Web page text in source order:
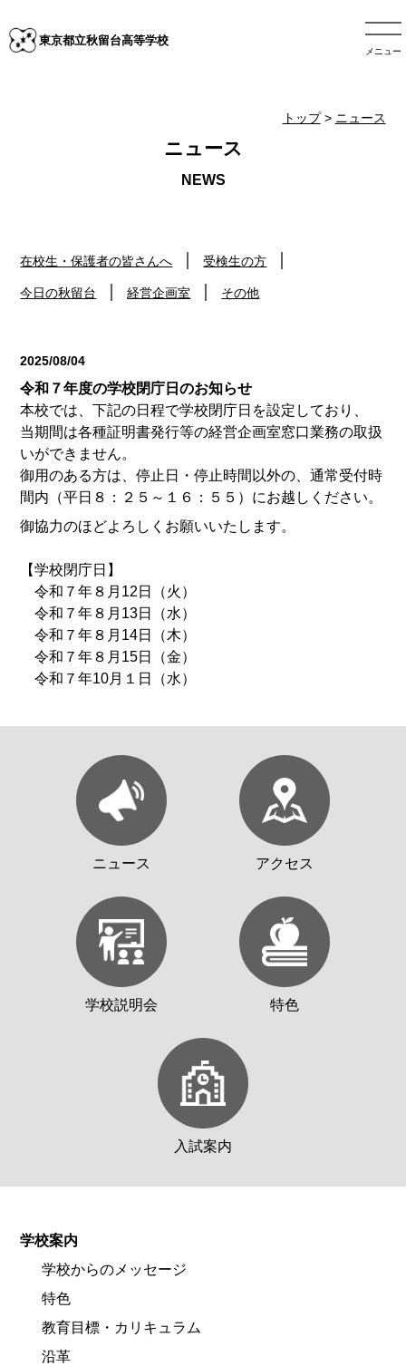
東京都立秋留台高等学校
メニュー
トップ> ニュース
ニュース
在校生・保護者の皆さんへ 受検生の方
今日の秋留台 経営企画室 その他
2025/08/04
令和７年度の学校閉庁日のお知らせ
本校では、下記の日程で学校閉庁日を設定しており、
当期間は各種証明書発行等の経営企画室窓口業務の取扱
いができません。
御用のある方は、停止日・停止時間以外の、通常受付時
間内（平日８：２５～１６：５５）にお越しください。
御協力のほどよろしくお願いいたします。
【学校閉庁日】
令和７年８月12日（火）
令和７年８月13日（水）
令和７年８月14日（木）
令和７年８月15日（金）
令和７年10月１日（水）
ニュース アクセス
学校説明会 特色
入試案内
学校案内
学校からのメッセージ
特色
教育目標・カリキュラム
沿革